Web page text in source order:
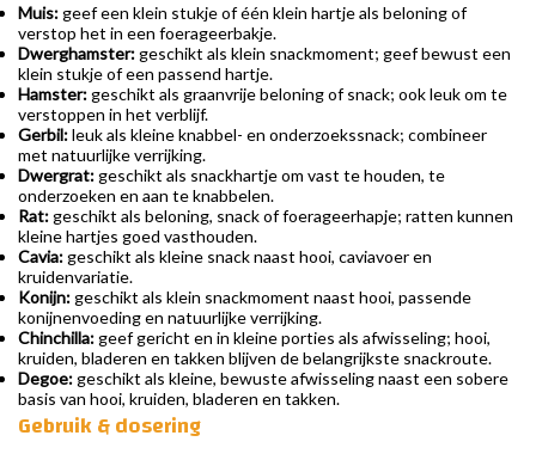
Muis:geef een klein stukje of één klein hartje als beloning of
verstop het in een foerageerbakje.
Dwerghamster:geschikt als klein snackmoment; geef bewust een
klein stukje of een passend hartje.
Hamster:geschikt als graanvrije beloning of snack; ook leuk om te
verstoppen in het verblijf.
Gerbil:leuk als kleine knabbel- en onderzoekssnack; combineer
met natuurlijke verrijking.
Dwergrat:geschikt als snackhartje om vast te houden, te
onderzoeken en aan te knabbelen.
Rat:geschikt als beloning, snack of foerageerhapje; ratten kunnen
kleine hartjes goed vasthouden.
Cavia:geschikt als kleine snack naast hooi, caviavoer en
kruidenvariatie.
Konijn:geschikt als klein snackmoment naast hooi, passende
konijnenvoeding en natuurlijke verrijking.
Chinchilla:geef gericht en in kleine porties als afwisseling; hooi,
kruiden, bladeren en takken blijven de belangrijkste snackroute.
Degoe:geschikt als kleine, bewuste afwisseling naast een sobere
basis van hooi, kruiden, bladeren en takken.
Gebruik & dosering